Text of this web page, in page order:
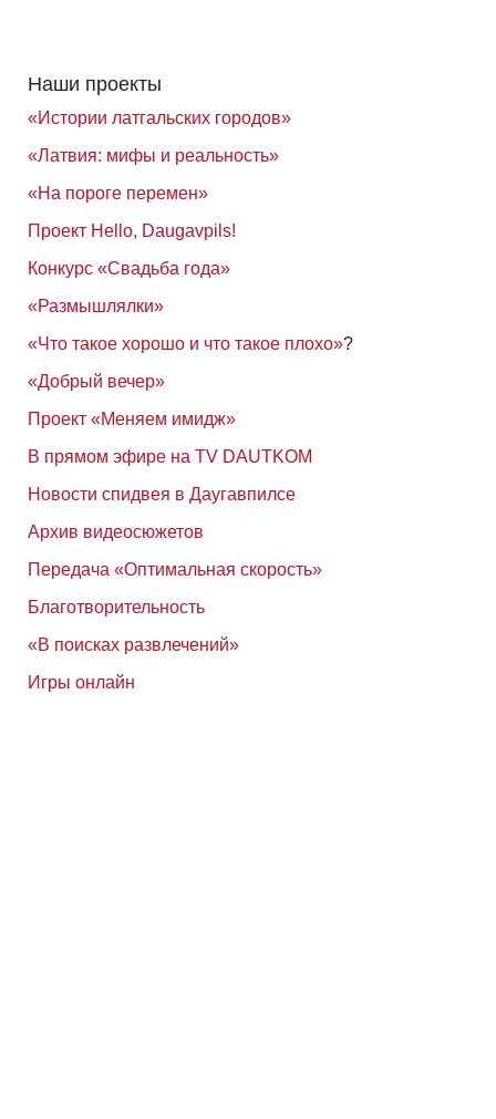
Наши проекты
«Истории латгальских городов»
«Латвия: мифы и реальность»
«На пороге перемен»
Проект Hello, Daugavpils!
Конкурс «Свадьба года»
«Размышлялки»
«Что такое хорошо и что такое плохо»?
«Добрый вечер»
Проект «Меняем имидж»
В прямом эфире на TV DAUTKOM
Новости спидвея в Даугавпилсе
Архив видеосюжетов
Передача «Оптимальная скорость»
Благотворительность
«В поисках развлечений»
Игры онлайн